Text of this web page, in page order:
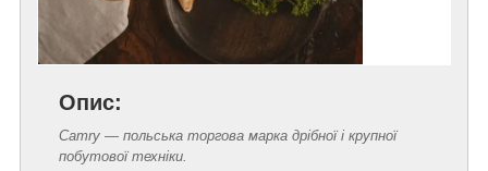
Опис:
Camry — польська торгова марка дрібної і крупної
побутової техніки.